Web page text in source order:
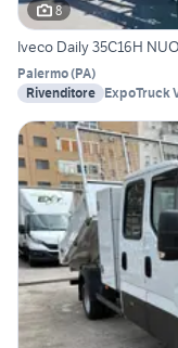
8
Iveco Daily 35C16H
Palermo(PA)
Rivenditore ExpoTruck